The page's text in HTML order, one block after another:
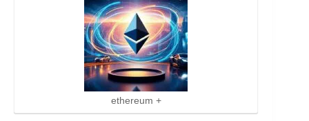
ethereum +